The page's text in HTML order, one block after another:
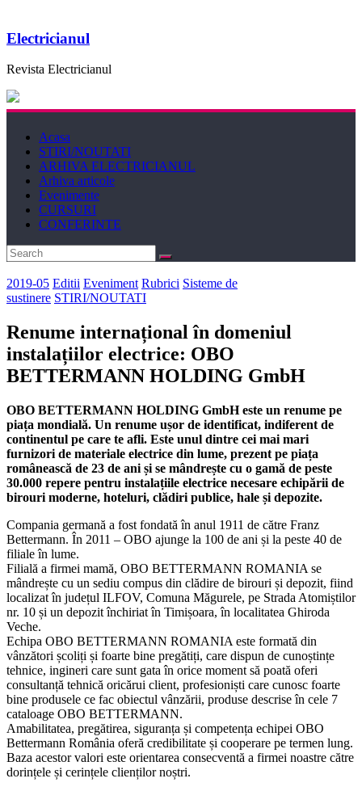
Electricianul
Revista Electricianul
Acasa
STIRI/NOUTATI
ARHIVA ELECTRICIANUL
Arhiva articole
Evenimente
CURSURI
CONFERINTE
2019-05 Editii Eveniment Rubrici Sisteme de
sustinere STIRI/NOUTATI
Renume internațional în domeniul
instalațiilor electrice: OBO
BETTERMANN HOLDING GmbH
OBO BETTERMANN HOLDING GmbH este un renume pe
piața mondială. Un renume ușor de identificat, indiferent de
continentul pe care te afli. Este unul dintre cei mai mari
furnizori de materiale electrice din lume, prezent pe piața
românească de 23 de ani și se mândrește cu o gamă de peste
30.000 repere pentru instalațiile electrice necesare echipării de
birouri moderne, hoteluri, clădiri publice, hale și depozite.
Compania germană a fost fondată în anul 1911 de către Franz
Bettermann. În 2011 – OBO ajunge la 100 de ani și la peste 40 de
filiale în lume.
Filială a firmei mamă, OBO BETTERMANN ROMANIA se
mândrește cu un sediu compus din clădire de birouri și depozit, fiind
localizat în județul ILFOV, Comuna Măgurele, pe Strada Atomiștilor
nr. 10 și un depozit închiriat în Timișoara, în localitatea Ghiroda
Veche.
Echipa OBO BETTERMANN ROMANIA este formată din
vânzători școliți și foarte bine pregătiți, care dispun de cunoștințe
tehnice, ingineri care sunt gata în orice moment să poată oferi
consultanță tehnică oricărui client, profesioniști care cunosc foarte
bine produsele ce fac obiectul vânzării, produse descrise în cele 7
cataloage OBO BETTERMANN.
Amabilitatea, pregătirea, siguranța și competența echipei OBO
Bettermann România oferă credibilitate și cooperare pe termen lung.
Baza acestor valori este orientarea consecventă a firmei noastre către
dorințele și cerințele clienților noștri.